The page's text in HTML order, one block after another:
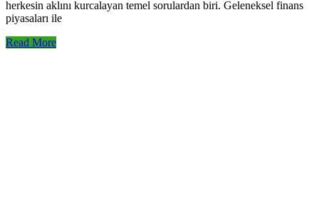
herkesin aklını kurcalayan temel sorulardan biri. Geleneksel finans
piyasaları ile
Read More